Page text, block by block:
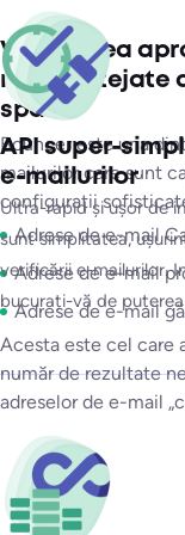
Verificarea
mail protejate
spam
Bouncer este una
mailurilor care sunt
configurații
Adrese de e-mail
Adrese de e-mail
Adrese de e-mail
Acesta este cel care
număr de rezultate
adreselor de e-mail
API super-
e-mailurilor
Ultra-rapid și ușor de
sunt simplitatea,
verificării e-mailurilor.
bucurați-vă de